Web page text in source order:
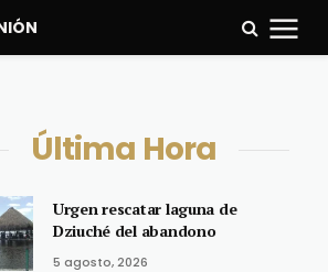
Última Hora
Urgen rescatar laguna de
Dziuché del abandono
5 agosto, 2026